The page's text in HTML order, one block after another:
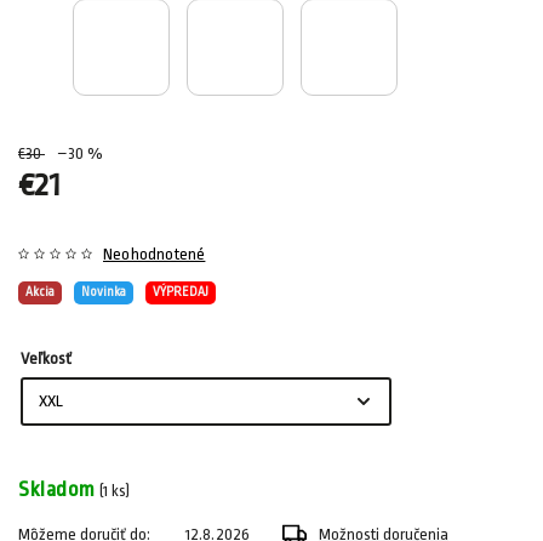
€30 –30 %
€21
Akcia Novinka VÝPREDAJ
Neohodnotené
Veľkosť
Skladom (1 ks)
Môžeme doručiť do: 12.8.2026 Možnosti doručenia